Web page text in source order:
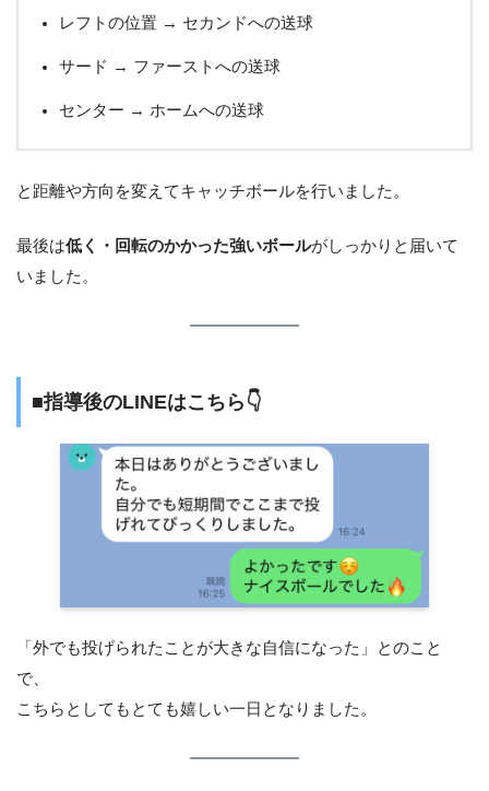
レフトの位置 → セカンドへの送球
サード → ファーストへの送球
センター → ホームへの送球
と距離や方向を変えてキャッチボールを行いました。
最後は低く・回転のかかった強いボールがしっかりと届いて
いました。
■指導後のLINEはこちら👇
「外でも投げられたことが大きな自信になった」とのこと
で、
こちらとしてもとても嬉しい一日となりました。